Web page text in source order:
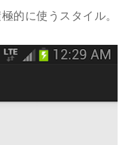
的に使うスタイル。